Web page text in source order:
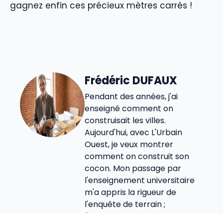
gagnez enfin ces précieux mètres carrés !
Frédéric DUFAUX
Pendant des années, j'ai
enseigné comment on
construisait les villes.
Aujourd'hui, avec L'Urbain
Ouest, je veux montrer
comment on construit son
cocon. Mon passage par
l'enseignement universitaire
m'a appris la rigueur de
l'enquête de terrain ;